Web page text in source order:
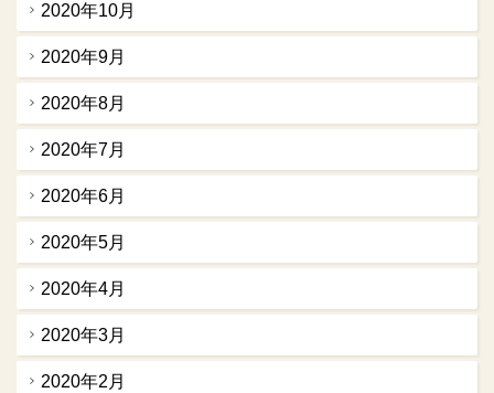
2020年10月
2020年9月
2020年8月
2020年7月
2020年6月
2020年5月
2020年4月
2020年3月
2020年2月